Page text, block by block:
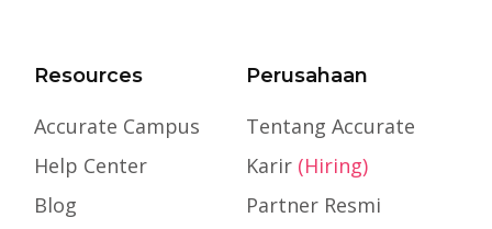
Resources
Accurate Campus
Help Center
Blog
Perusahaan
Tentang Accurate
Karir (Hiring)
Partner Resmi